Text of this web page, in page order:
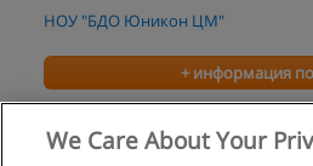
НОУ "БДО Юникон ЦМ"
+ информация
Бухгалтерская
We Care About Your